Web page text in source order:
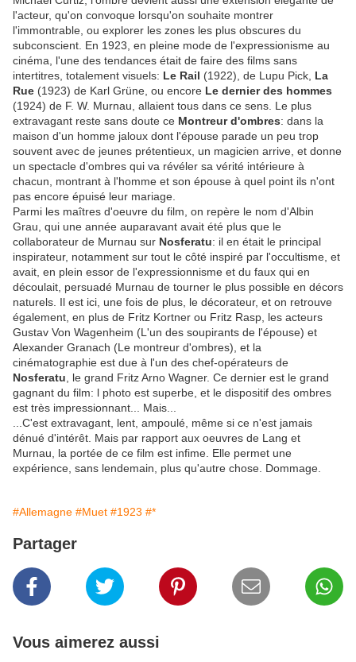
l'acteur, qu'on convoque lorsqu'on souhaite montrer
l'immontrable, ou explorer les zones les plus obscures du
subconscient. En 1923, en pleine mode de l'expressionisme au
cinéma, l'une des tendances était de faire des films sans
intertitres, totalement visuels: Le Rail (1922), de Lupu Pick, La
Rue (1923) de Karl Grüne, ou encore Le dernier des hommes
(1924) de F. W. Murnau, allaient tous dans ce sens. Le plus
extravagant reste sans doute ce Montreur d'ombres: dans la
maison d'un homme jaloux dont l'épouse parade un peu trop
souvent avec de jeunes prétentieux, un magicien arrive, et donne
un spectacle d'ombres qui va révéler sa vérité intérieure à
chacun, montrant à l'homme et son épouse à quel point ils n'ont
pas encore épuisé leur mariage.
Parmi les maîtres d'oeuvre du film, on repère le nom d'Albin
Grau, qui une année auparavant avait été plus que le
collaborateur de Murnau sur Nosferatu: il en était le principal
inspirateur, notamment sur tout le côté inspiré par l'occultisme, et
avait, en plein essor de l'expressionnisme et du faux qui en
découlait, persuadé Murnau de tourner le plus possible en décors
naturels. Il est ici, une fois de plus, le décorateur, et on retrouve
également, en plus de Fritz Kortner ou Fritz Rasp, les acteurs
Gustav Von Wagenheim (L'un des soupirants de l'épouse) et
Alexander Granach (Le montreur d'ombres), et la
cinématographie est due à l'un des chef-opérateurs de
Nosferatu , le grand Fritz Arno Wagner. Ce dernier est le grand
gagnant du film: l photo est superbe, et le dispositif des ombres
est très impressionnant... Mais...
...C'est extravagant, lent, ampoulé, même si ce n'est jamais
dénué d'intérêt. Mais par rapport aux oeuvres de Lang et
Murnau, la portée de ce film est infime. Elle permet une
expérience, sans lendemain, plus qu'autre chose. Dommage.
#Allemagne #Muet #1923 #*
Partager
Vous aimerez aussi